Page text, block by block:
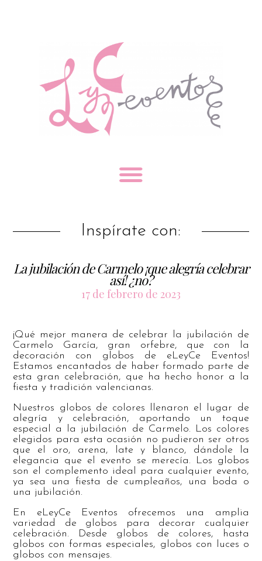
Inspírate con:
La jubilación de Carmelo ¡que alegría celebrar
así! ¿no?
17 de febrero de 2023
¡Qué mejor manera de celebrar la jubilación de
Carmelo García, gran orfebre, que con la
decoración con globos de eLeyCe Eventos!
Estamos encantados de haber formado parte de
esta gran celebración, que ha hecho honor a la
fiesta y tradición valencianas.
Nuestros globos de colores llenaron el lugar de
alegría y celebración, aportando un toque
especial a la jubilación de Carmelo. Los colores
elegidos para esta ocasión no pudieron ser otros
que el oro, arena, late y blanco, dándole la
elegancia que el evento se merecía. Los globos
son el complemento ideal para cualquier evento,
ya sea una fiesta de cumpleaños, una boda o
una jubilación.
En eLeyCe Eventos ofrecemos una amplia
variedad de globos para decorar cualquier
celebración. Desde globos de colores, hasta
globos con formas especiales, globos con luces o
globos con mensajes.